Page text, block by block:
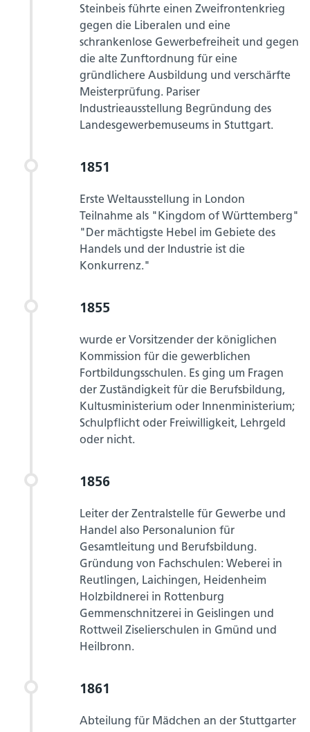
Steinbeis führte einen Zweifrontenkrieg
gegen die Liberalen und eine
schrankenlose Gewerbefreiheit und gegen
die alte Zunftordnung für eine
gründlichere Ausbildung und verschärfte
Meisterprüfung. Pariser
Industrieausstellung Begründung des
Landesgewerbemuseums in Stuttgart.
1851
Erste Weltausstellung in London
Teilnahme als "Kingdom of Württemberg"
"Der mächtigste Hebel im Gebiete des
Handels und der Industrie ist die
Konkurrenz."
1855
wurde er Vorsitzender der königlichen
Kommission für die gewerblichen
Fortbildungsschulen. Es ging um Fragen
der Zuständigkeit für die Berufsbildung,
Kultusministerium oder Innenministerium;
Schulpflicht oder Freiwilligkeit, Lehrgeld
oder nicht.
1856
Leiter der Zentralstelle für Gewerbe und
Handel also Personalunion für
Gesamtleitung und Berufsbildung.
Gründung von Fachschulen: Weberei in
Reutlingen, Laichingen, Heidenheim
Holzbildnerei in Rottenburg
Gemmenschnitzerei in Geislingen und
Rottweil Ziselierschulen in Gmünd und
Heilbronn.
1861
Abteilung für Mädchen an der Stuttgarter